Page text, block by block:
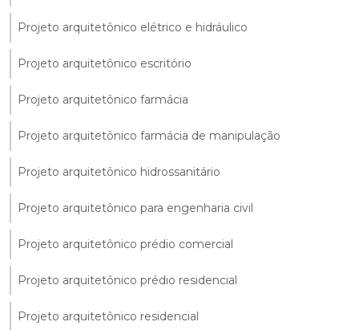
Projeto arquitetônico elétrico e hidráulico
Projeto arquitetônico escritório
Projeto arquitetônico farmácia
Projeto arquitetônico farmácia de manipulação
Projeto arquitetônico hidrossanitário
Projeto arquitetônico para engenharia civil
Projeto arquitetônico prédio comercial
Projeto arquitetônico prédio residencial
Projeto arquitetônico residencial